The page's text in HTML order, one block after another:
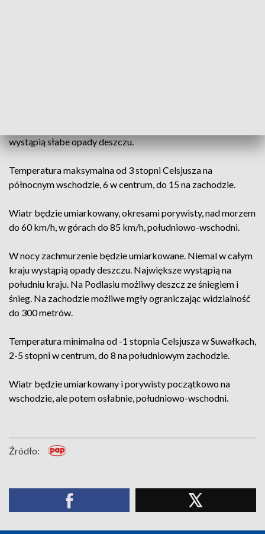
wystąpią słabe opady deszczu.
Temperatura maksymalna od 3 stopni Celsjusza na
północnym wschodzie, 6 w centrum, do 15 na zachodzie.
Wiatr będzie umiarkowany, okresami porywisty, nad morzem
do 60 km/h, w górach do 85 km/h, południowo-wschodni.
W nocy zachmurzenie będzie umiarkowane. Niemal w całym
kraju wystąpią opady deszczu. Największe wystąpią na
południu kraju. Na Podlasiu możliwy deszcz ze śniegiem i
śnieg. Na zachodzie możliwe mgły ograniczając widzialność
do 300 metrów.
Temperatura minimalna od -1 stopnia Celsjusza w Suwałkach,
2-5 stopni w centrum, do 8 na południowym zachodzie.
Wiatr będzie umiarkowany i porywisty początkowo na
wschodzie, ale potem osłabnie, południowo-wschodni.
Źródło: